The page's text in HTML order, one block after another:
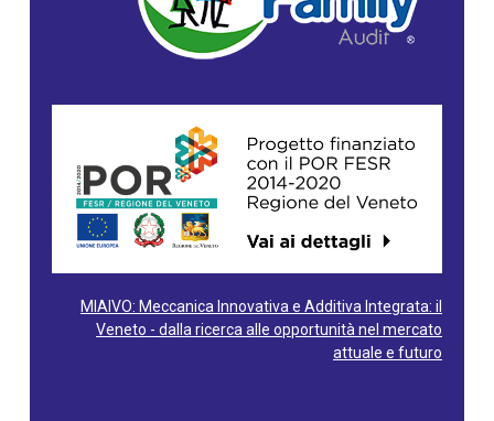
MIAIVO: Meccanica Innovativa e Additiva Integrata: il
Veneto - dalla ricerca alle opportunità nel mercato
attuale e futuro